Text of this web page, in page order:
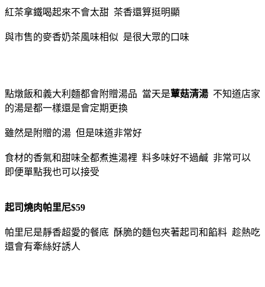
紅茶拿鐵喝起來不會太甜 茶香還算挺明顯
與市售的麥香奶茶風味相似 是很大眾的口味
點燉飯和義大利麵都會附贈湯品 當天是蕈菇清湯 不知道店家
的湯是都一樣還是會定期更換
雖然是附贈的湯 但是味道非常好
食材的香氣和甜味全都煮進湯裡 料多味好不過鹹 非常可以
即便單點我也可以接受
起司燒肉帕里尼$59
帕里尼是靜香超愛的餐底 酥脆的麵包夾著起司和餡料 趁熱吃
還會有牽絲好誘人